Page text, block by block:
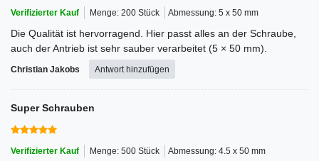
Verifizierter Kauf Menge: 200 Stück Abmessung: 5 x 50 mm
Die Qualität ist hervorragend. Hier passt alles an der Schraube,
auch der Antrieb ist sehr sauber verarbeitet (5 × 50 mm).
Christian Jakobs Antwort hinzufügen
Super Schrauben
Verifizierter Kauf Menge: 500 Stück Abmessung: 4.5 x 50 mm